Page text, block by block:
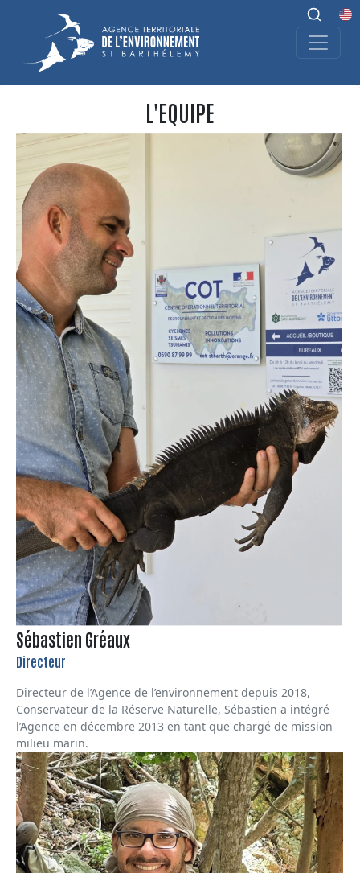
L'EQUIPE
Sébastien Gréaux
Directeur
Directeur de l’Agence de l’environnement depuis 2018,
Conservateur de la Réserve Naturelle, Sébastien a intégré
l’Agence en décembre 2013 en tant que chargé de mission
milieu marin.